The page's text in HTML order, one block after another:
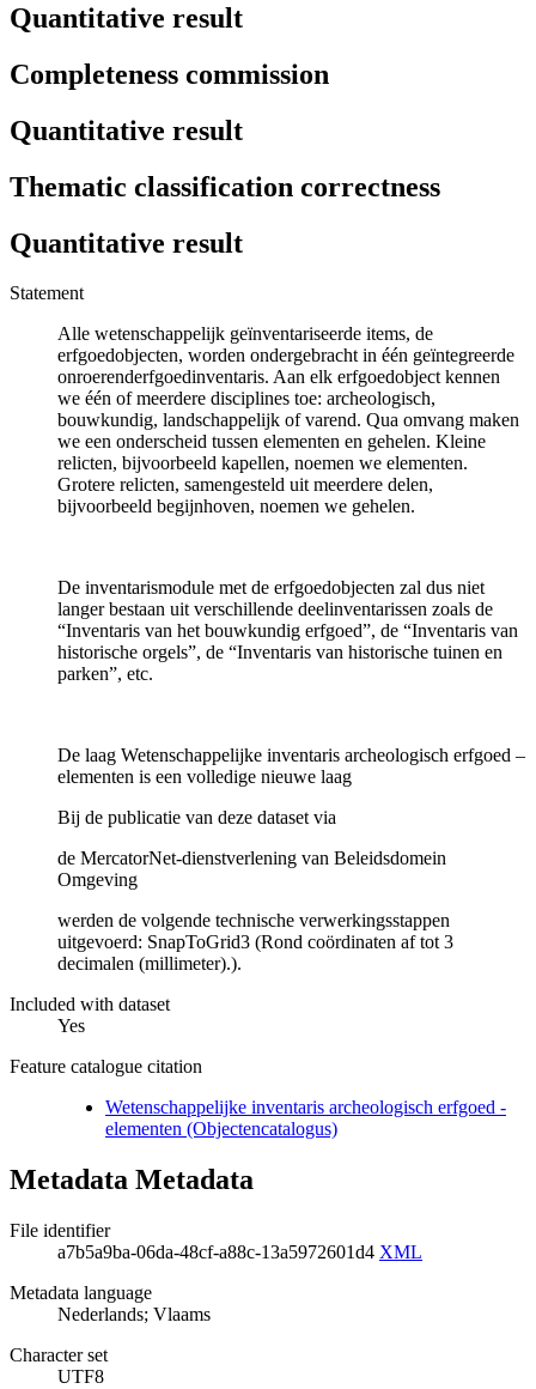
Quantitative result
Completeness commission
Quantitative result
Thematic classification correctness
Quantitative result
Statement
Alle wetenschappelijk geïnventariseerde items, de
erfgoedobjecten, worden ondergebracht in één geïntegreerde
onroerenderfgoedinventaris. Aan elk erfgoedobject kennen
we één of meerdere disciplines toe: archeologisch,
bouwkundig, landschappelijk of varend. Qua omvang maken
we een onderscheid tussen elementen en gehelen. Kleine
relicten, bijvoorbeeld kapellen, noemen we elementen.
Grotere relicten, samengesteld uit meerdere delen,
bijvoorbeeld begijnhoven, noemen we gehelen.
De inventarismodule met de erfgoedobjecten zal dus niet
langer bestaan uit verschillende deelinventarissen zoals de
“Inventaris van het bouwkundig erfgoed”, de “Inventaris van
historische orgels”, de “Inventaris van historische tuinen en
parken”, etc.
De laag Wetenschappelijke inventaris archeologisch erfgoed –
elementen is een volledige nieuwe laag
Bij de publicatie van deze dataset via
de MercatorNet-dienstverlening van Beleidsdomein
Omgeving
werden de volgende technische verwerkingsstappen
uitgevoerd: SnapToGrid3 (Rond coördinaten af tot 3
decimalen (millimeter).).
Included with dataset
Yes
Feature catalogue citation
Wetenschappelijke inventaris archeologisch erfgoed -
elementen (Objectencatalogus)
Metadata Metadata
File identifier
a7b5a9ba-06da-48cf-a88c-13a5972601d4 XML
Metadata language
Nederlands; Vlaams
Character set
UTF8